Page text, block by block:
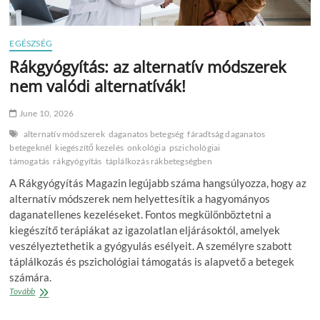
EGÉSZSÉG
Rákgyógyítás: az alternatív módszerek
nem valódi alternatívák!
June 10, 2026
alternatív módszerek daganatos betegség fáradtság daganatos
betegeknél kiegészítő kezelés onkológia pszichológiai
támogatás rákgyógyítás táplálkozás rákbetegségben
A Rákgyógyítás Magazin legújabb száma hangsúlyozza, hogy az
alternatív módszerek nem helyettesítik a hagyományos
daganatellenes kezeléseket. Fontos megkülönböztetni a
kiegészítő terápiákat az igazolatlan eljárásoktól, amelyek
veszélyeztethetik a gyógyulás esélyeit. A személyre szabott
táplálkozás és pszichológiai támogatás is alapvető a betegek
számára.
TovábbRákgyógyítás: